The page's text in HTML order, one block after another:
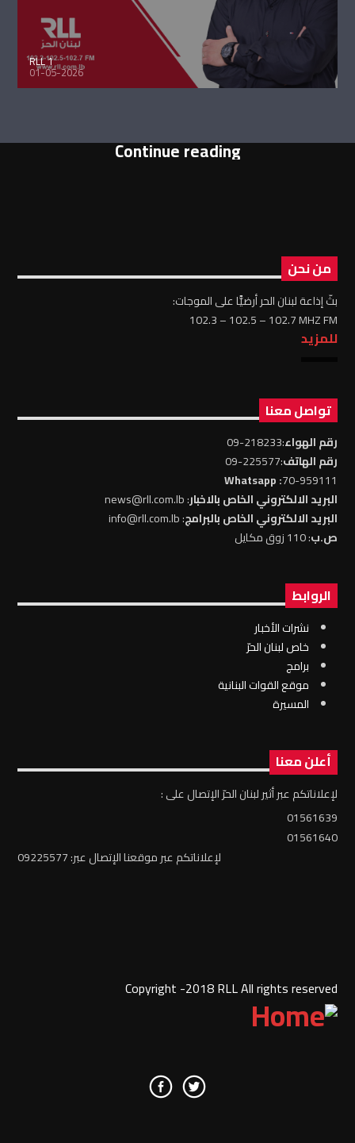
RLL 1
01-05-2026
Continue reading
من نحن
بثّ إذاعة لبنان الحر أرضيًّا على الموجات:
102.3 – 102.5 – 102.7 MHZ FM
للمزيد
تواصل معنا
رقم الهواء:218233-09
رقم الهاتف:225577-09
70-959111
: Whatsapp
البريد الالكتروني الخاص بالاخبار: news@rll.com.lb
البريد الالكتروني الخاص بالبرامج: info@rll.com.lb
ص.ب: 110 زوق مكايل
الروابط
نشرات الأخبار
خاص لبنان الحرّ
برامج
موقع القوات البنانية
المسيرة
أعلن معنا
لإعلاناتكم عبر أثير لبنان الحرّ الإتصال على :
01561639
01561640
لإعلاناتكم عبر موقعنا الإتصال عبر: 09225577
Copyright -2018 RLL All rights reserved